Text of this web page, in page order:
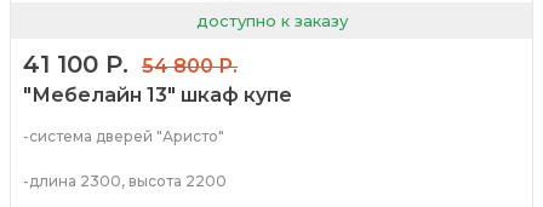
доступно к заказу
41 100 Р.
54 800 Р.
"Мебелайн 13" шкаф купе
-система дверей "Аристо"
-длина 2300, высота 2200